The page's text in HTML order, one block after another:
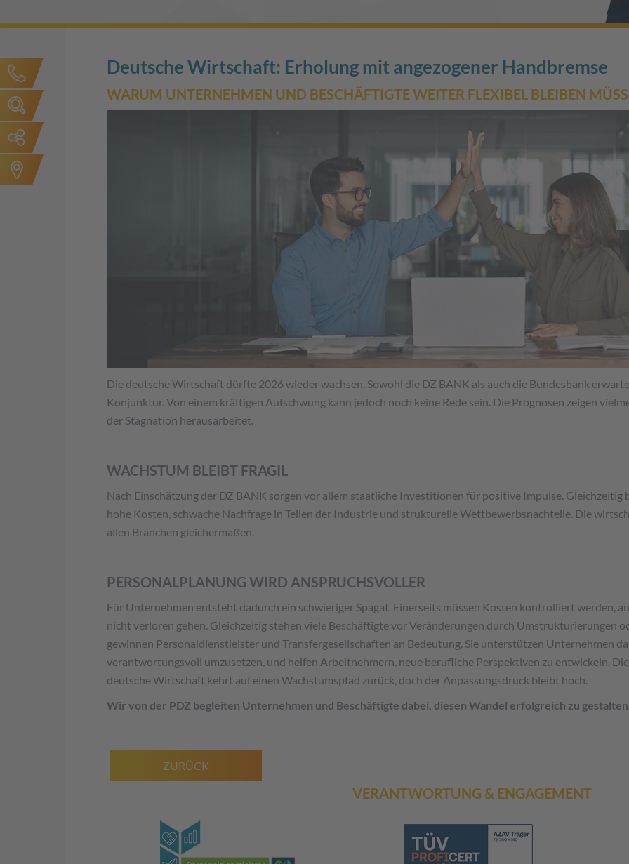
Deutsche Wirtschaft: Erholung mit angezogener Handbremse
WARUM UNTERNEHMEN UND BESCHÄFTIGTE WEITER FLEXIBEL BLEIBEN
Die deutsche Wirtschaft dürfte 2026 wieder wachsen. Sowohl die DZ BANK als auch die Bundesbank
Konjunktur. Von einem kräftigen Aufschwung kann jedoch noch keine Rede sein. Die Prognosen zeigen
der Stagnation herausarbeitet.
WACHSTUM BLEIBT FRAGIL
Nach Einschätzung der DZ BANK sorgen vor allem staatliche Investitionen für positive Impulse.
hohe Kosten, schwache Nachfrage in Teilen der Industrie und strukturelle Wettbewerbsnachteile. Die
allen Branchen gleichermaßen.
PERSONALPLANUNG WIRD ANSPRUCHSVOLLER
Für Unternehmen entsteht dadurch ein schwieriger Spagat. Einerseits müssen Kosten kontrolliert werden,
nicht verloren gehen. Gleichzeitig stehen viele Beschäftigte vor Veränderungen durch Umstrukturierungen
gewinnen Personaldienstleister und Transfergesellschaften an Bedeutung. Sie unterstützen Unternehmen
verantwortungsvoll umzusetzen, und helfen Arbeitnehmern, neue berufliche Perspektiven zu entwickeln.
deutsche Wirtschaft kehrt auf einen Wachstumspfad zurück, doch der Anpassungsdruck bleibt hoch.
Wir von der PDZ begleiten Unternehmen und Beschäftigte dabei, diesen Wandel erfolgreich zu
ZURÜCK
VERANTWORTUNG & ENGAGEMENT